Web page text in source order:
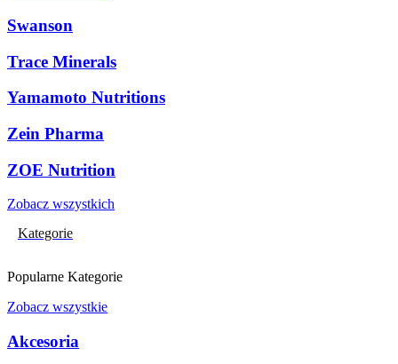
Swanson
Trace Minerals
Yamamoto Nutritions
Zein Pharma
ZOE Nutrition
Zobacz wszystkich
Kategorie
Popularne Kategorie
Zobacz wszystkie
Akcesoria